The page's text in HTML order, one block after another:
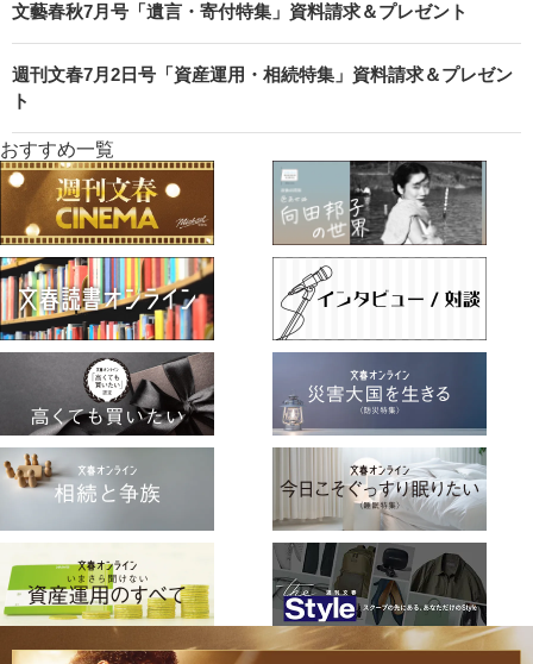
文藝春秋7月号「遺言・寄付特集」資料請求＆プレゼント
週刊文春7月2日号「資産運用・相続特集」資料請求＆プレゼン
ト
おすすめ一覧